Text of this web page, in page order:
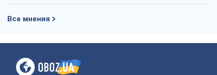
Все мнения